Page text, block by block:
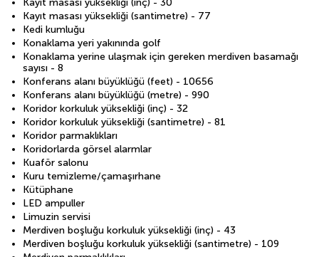
Kayıt masası yüksekliği (santimetre) - 77
Kedi kumluğu
Konaklama yeri yakınında golf
Konaklama yerine ulaşmak için gereken merdiven basamağı
sayısı - 8
Konferans alanı büyüklüğü (feet) - 10656
Konferans alanı büyüklüğü (metre) - 990
Koridor korkuluk yüksekliği (inç) - 32
Koridor korkuluk yüksekliği (santimetre) - 81
Koridor parmaklıkları
Koridorlarda görsel alarmlar
Kuaför salonu
Kuru temizleme/çamaşırhane
Kütüphane
LED ampuller
Limuzin servisi
Merdiven boşluğu korkuluk yüksekliği (inç) - 43
Merdiven boşluğu korkuluk yüksekliği (santimetre) - 109